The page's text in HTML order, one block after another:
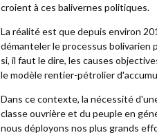
croient à ces balivernes politiques.
La réalité est que depuis environ
démanteler le processus bolivarien
si, il faut le dire, les causes
le modèle rentier-pétrolier
Dans ce contexte, la nécessité
classe ouvrière et du peuple en
nous déployons nos plus grands